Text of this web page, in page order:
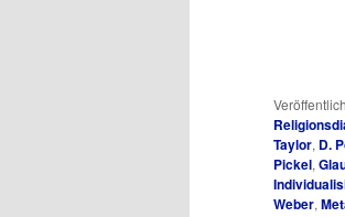
Taylor, D.
Pickel,
Weber,